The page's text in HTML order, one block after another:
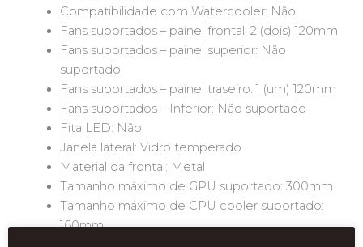
Compatibilidade com Watercooler: Não
Fans suportados – painel frontal: 2 (dois) 120mm
Fans suportados – painel superior: Não
suportado
Fans suportados – painel traseiro: 1 (um) 120mm
Fans suportados – Inferior: Não suportado
Fita LED: Não
Janela lateral: Vidro temperado
Material da frontal: Metal
Tamanho máximo de GPU suportado: 300mm
Tamanho máximo de CPU cooler suportado:
160mm